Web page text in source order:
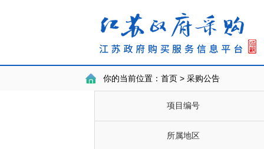
你的当前位置： 首页 > 采购公告
项目编号
所属地区